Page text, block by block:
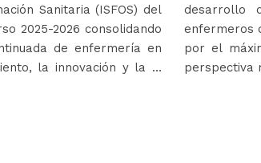
Sanitaria (ISFOS) del
2025-2026 consolidando
de enfermería en
la innovación y la …
desarrollo
enfermeros
por el
perspectiva